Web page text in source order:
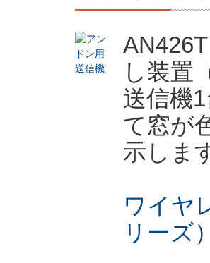
し装置
送信機
て窓が
示しま
ワイヤ
リーズ